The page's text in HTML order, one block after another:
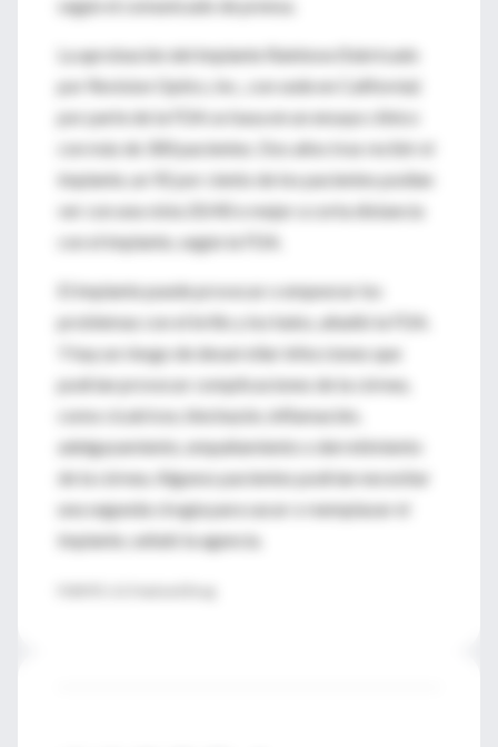
según el comunicado de prensa.
La aprobación del implante Rainbow (fabricado
por Revision Optics, Inc., con sede en California)
por parte de la FDA se basa en un ensayo clínico
con más de 300 pacientes. Dos años tras recibir el
implante, un 92 por ciento de los pacientes podían
ver con una vista 20/40 o mejor a corta distancia
con el implante, según la FDA.
El implante puede provocar o empeorar los
problemas con el brillo y los halos, añadió la FDA.
Y hay un riesgo de desarrollar infecciones que
podrían provocar complicaciones de la córnea,
como cicatrices, hinchazón, inflamación,
adelgazamiento, empañamiento o derretimiento
de la córnea. Algunos pacientes podrían necesitar
una segunda cirugía para sacar o reemplazar el
implante, señaló la agencia.